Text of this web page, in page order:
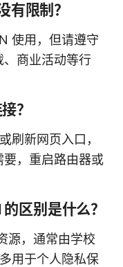
有限制？
使用，但请遵守
商业活动等行
？
刷新网页入口，
，重启路由器或
区别是什么？
源，通常由学校
用于个人隐私保